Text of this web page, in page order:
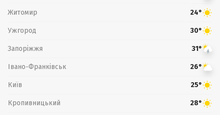
Житомир 24°
Ужгород 30°
Запоріжжя 31°
Івано-Франківськ 26°
Київ 25°
Кропивницький 28°